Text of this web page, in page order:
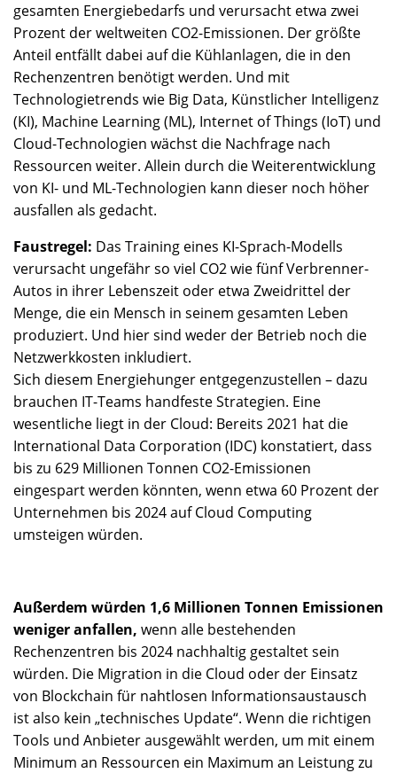
gesamten Energiebedarfs und verursacht etwa zwei
Prozent der weltweiten CO2-Emissionen. Der größte
Anteil entfällt dabei auf die Kühlanlagen, die in den
Rechenzentren benötigt werden. Und mit
Technologietrends wie Big Data, Künstlicher Intelligenz
(KI), Machine Learning (ML), Internet of Things (IoT) und
Cloud-Technologien wächst die Nachfrage nach
Ressourcen weiter. Allein durch die Weiterentwicklung
von KI- und ML-Technologien kann dieser noch höher
ausfallen als gedacht.
Faustregel: Das Training eines KI-Sprach-Modells
verursacht ungefähr so viel CO2 wie fünf Verbrenner-
Autos in ihrer Lebenszeit oder etwa Zweidrittel der
Menge, die ein Mensch in seinem gesamten Leben
produziert. Und hier sind weder der Betrieb noch die
Netzwerkkosten inkludiert.
Sich diesem Energiehunger entgegenzustellen – dazu
brauchen IT-Teams handfeste Strategien. Eine
wesentliche liegt in der Cloud: Bereits 2021 hat die
International Data Corporation (IDC) konstatiert, dass
bis zu 629 Millionen Tonnen CO2-Emissionen
eingespart werden könnten, wenn etwa 60 Prozent der
Unternehmen bis 2024 auf Cloud Computing
umsteigen würden.
Außerdem würden 1,6 Millionen Tonnen Emissionen
weniger anfallen, wenn alle bestehenden
Rechenzentren bis 2024 nachhaltig gestaltet sein
würden. Die Migration in die Cloud oder der Einsatz
von Blockchain für nahtlosen Informationsaustausch
ist also kein „technisches Update“. Wenn die richtigen
Tools und Anbieter ausgewählt werden, um mit einem
Minimum an Ressourcen ein Maximum an Leistung zu